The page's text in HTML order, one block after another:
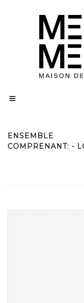
ENSEMBLE
COMPRENANT: -